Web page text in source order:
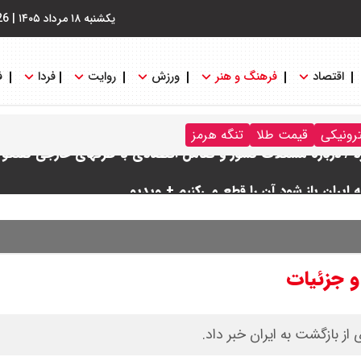
یکشنبه ۱۸ مرداد ۱۴۰۵ |
اقتصاد فرهنگ و هنر ورزش روایت فردا
قیمت طلا تنگه هرمز
/ درباره مشکلات کشور و تعامل اقتصادی با طرفهای خارجی گفتگو
: شانس او از گروسی برای دبیرکلی سازمان ملل بیشتر شد
جزئیات
بازگشت به ایران خبر داد.